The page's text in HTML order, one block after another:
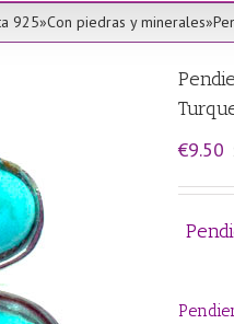
925»Con piedras y minerales»
€9.50